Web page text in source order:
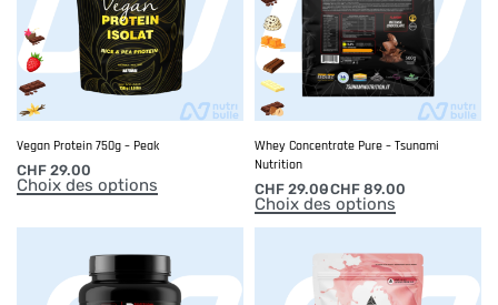
Vegan Protein 750g – Peak
CHF 29.00
Choix des options
Whey Concentrate Pure – Tsunami
Nutrition
CHF 29.00CHF 89.00
Choix des options